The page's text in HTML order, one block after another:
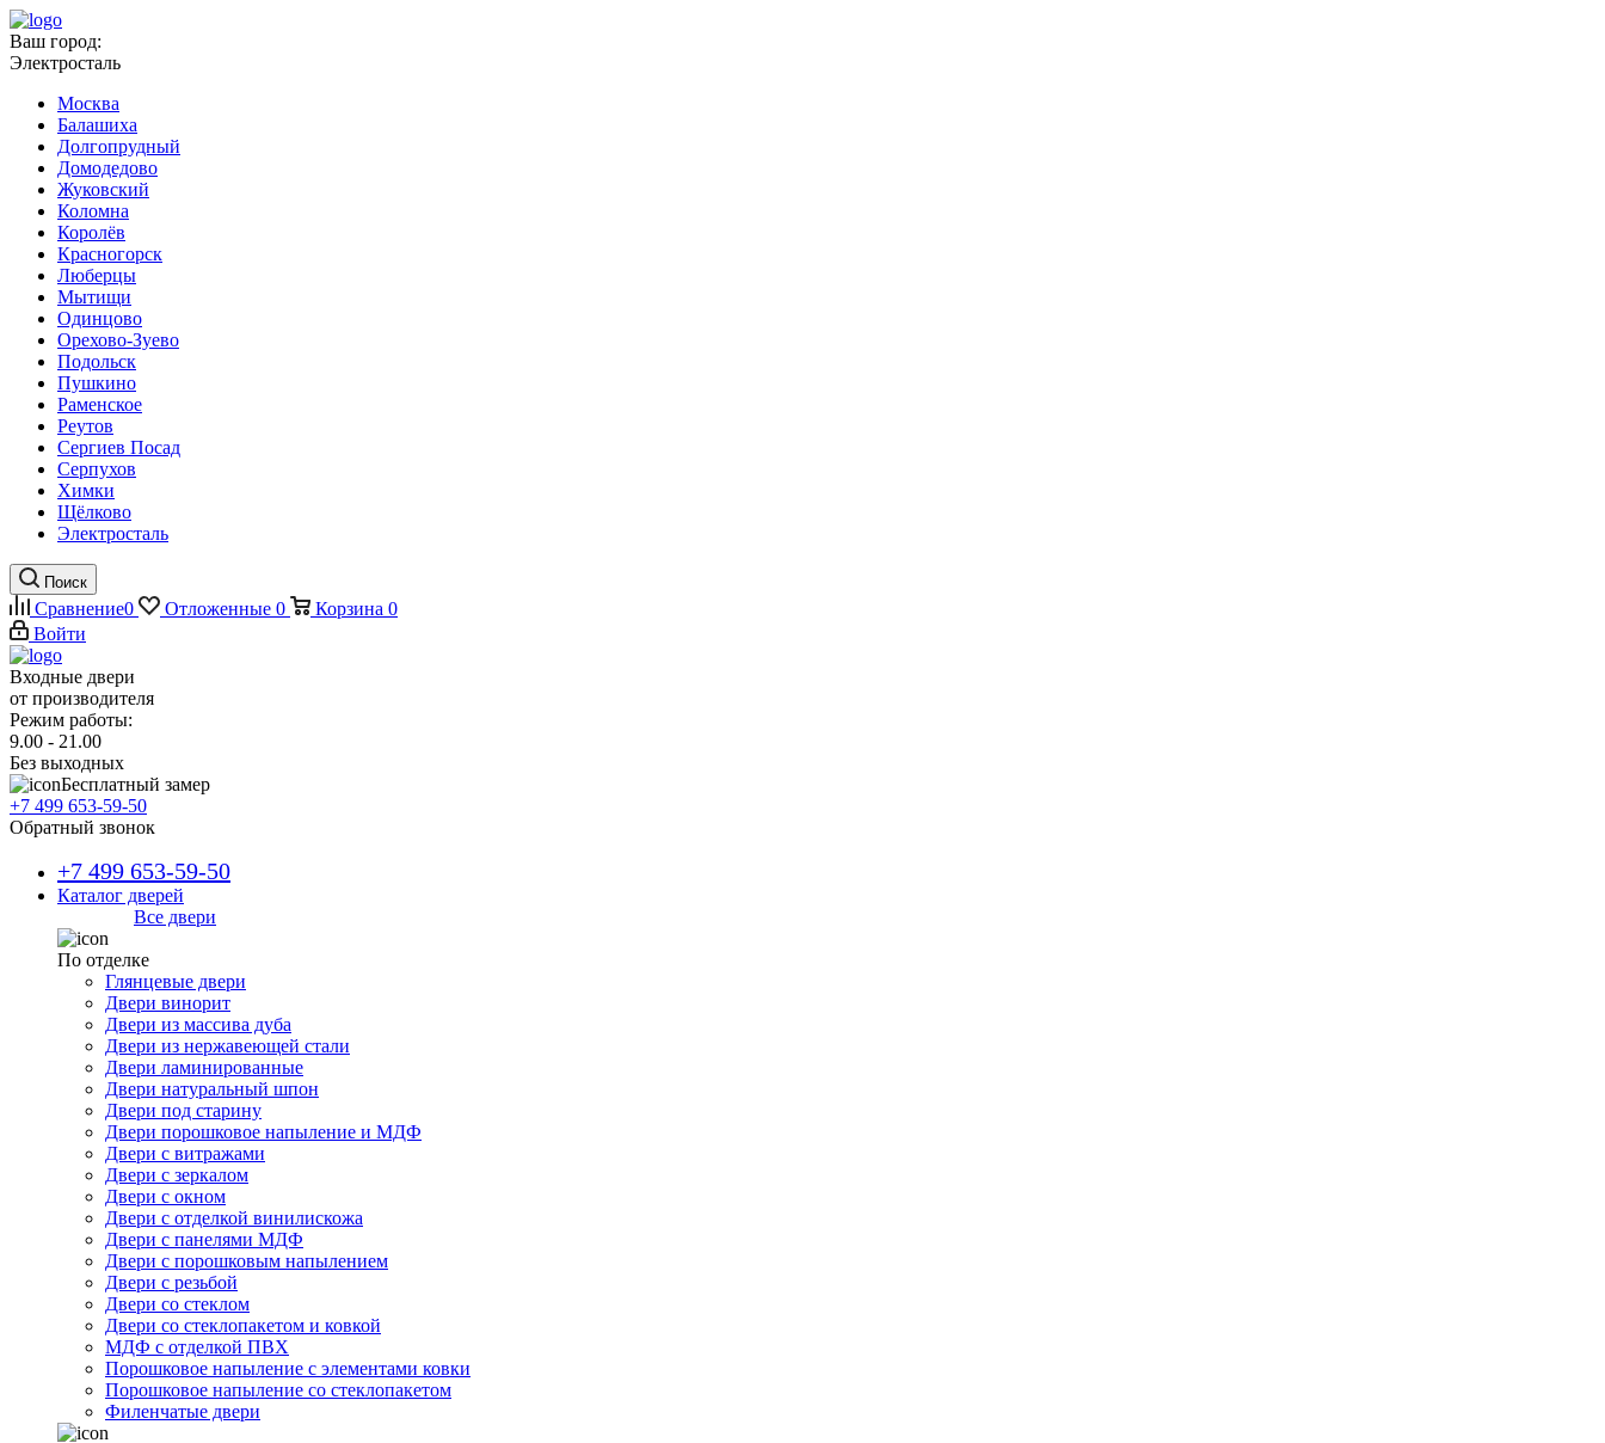
Ваш город:
Электросталь
Москва
Балашиха
Долгопрудный
Домодедово
Жуковский
Коломна
Королёв
Красногорск
Люберцы
Мытищи
Одинцово
Орехово-Зуево
Подольск
Пушкино
Раменское
Реутов
Сергиев Посад
Серпухов
Химки
Щёлково
Электросталь
Поиск
Сравнение0 Отложенные 0 Корзина 0
Войти
Входные двери
от производителя
Режим работы:
9.00 - 21.00
Без выходных
Бесплатный замер
+7 499 653-59-50
Обратный звонок
+7 499 653-59-50
Каталог дверей
Все двери
По отделке
Глянцевые двери
Двери винорит
Двери из массива дуба
Двери из нержавеющей стали
Двери ламинированные
Двери натуральный шпон
Двери под старину
Двери порошковое напыление и МДФ
Двери с витражами
Двери с зеркалом
Двери с окном
Двери с отделкой винилискожа
Двери с панелями МДФ
Двери с порошковым напылением
Двери с резьбой
Двери со стеклом
Двери со стеклопакетом и ковкой
МДФ с отделкой ПВХ
Порошковое напыление с элементами ковки
Порошковое напыление со стеклопакетом
Филенчатые двери